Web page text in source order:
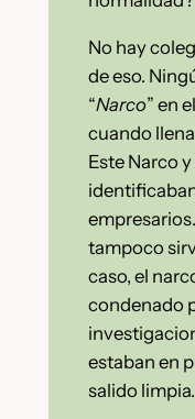
No hay
de eso.
“Narco” en
cuando
Este Narco
tampoco
caso, el
condenado
estaban en
salido limpia.